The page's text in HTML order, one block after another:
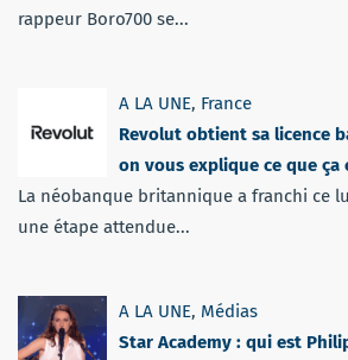
rappeur Boro700 se...
A LA UNE, France
Revolut obtient sa licence
on vous explique ce que ça
La néobanque britannique a franchi ce
une étape attendue...
A LA UNE, Médias
Star Academy : qui est